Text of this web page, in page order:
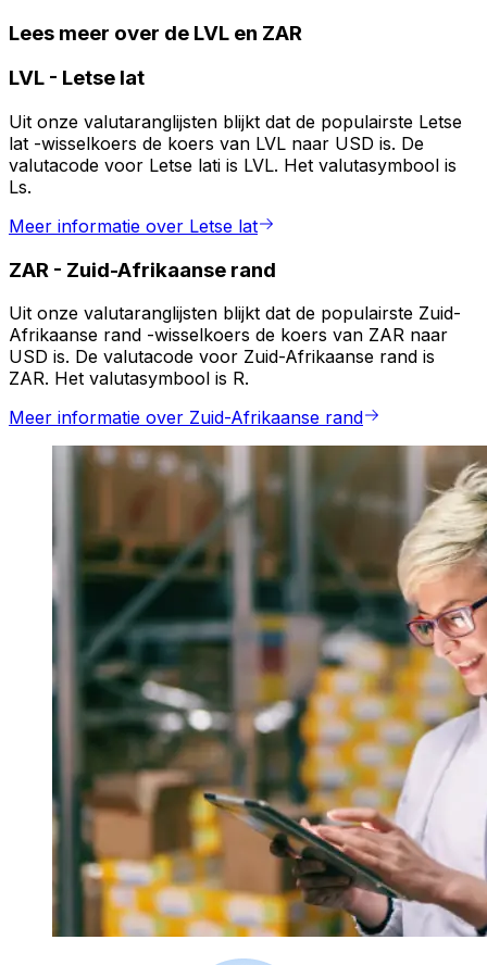
Lees meer over de LVL en ZAR
LVL - Letse lat
Uit onze valutaranglijsten blijkt dat de populairste Letse
lat -wisselkoers de koers van LVL naar USD is. De
valutacode voor Letse lati is LVL. Het valutasymbool is
Ls.
Meer informatie over Letse lat
ZAR - Zuid-Afrikaanse rand
Uit onze valutaranglijsten blijkt dat de populairste Zuid-
Afrikaanse rand -wisselkoers de koers van ZAR naar
USD is. De valutacode voor Zuid-Afrikaanse rand is
ZAR. Het valutasymbool is R.
Meer informatie over Zuid-Afrikaanse rand